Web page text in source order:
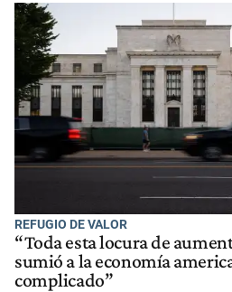
REFUGIO DE VALOR
“Toda esta locura de
sumió a la economía
complicado”